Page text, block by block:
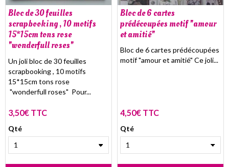
Bloc de 30 feuilles
scrapbooking , 10 motifs
15*15cm tons rose
"wonderfull roses"
Un joli bloc de 30 feuilles
scrapbooking , 10 motifs
15*15cm tons rose
"wonderfull roses" Pour...
3,50€ TTC
Qté
Bloc de 6 cartes
prédécoupées motif "amour
et amitié"
Bloc de 6 cartes prédécoupées
motif "amour et amitié" Ce joli...
4,50€ TTC
Qté